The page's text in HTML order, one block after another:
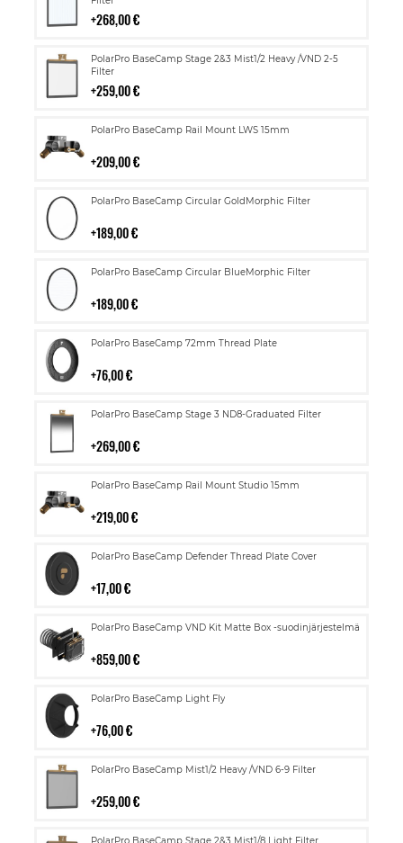
268,00 €
PolarPro BaseCamp Stage 2&3 Mist1/2 Heavy /VND 2-5
Filter
259,00 €
Lisää
ostoskoriin
PolarPro BaseCamp Rail Mount LWS 15mm
209,00 €
Lisää
PolarPro BaseCamp Circular GoldMorphic Filter
189,00 €
Lisää
PolarPro BaseCamp Circular BlueMorphic Filter
189,00 €
Lisää
PolarPro BaseCamp 72mm Thread Plate
76,00 €
Lisää
PolarPro BaseCamp Stage 3 ND8-Graduated Filter
269,00 €
Lisää
PolarPro BaseCamp Rail Mount Studio 15mm
219,00 €
Lisää
PolarPro BaseCamp Defender Thread Plate Cover
17,00 €
Lisää
PolarPro BaseCamp VND Kit Matte Box -suodinjärjestelmä
859,00 €
Lisää
PolarPro BaseCamp Light Fly
76,00 €
Lisää
PolarPro BaseCamp Mist1/2 Heavy /VND 6-9 Filter
259,00 €
Lisää
Lisää